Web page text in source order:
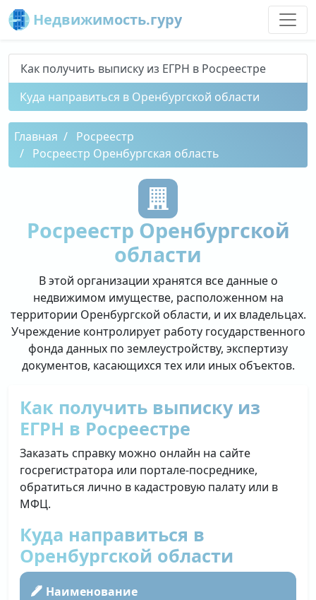
Недвижимость.гуру
Как получить выписку из ЕГРН в Росреестре
Куда направиться в Оренбургской области
Главная
Росреестр
Росреестр Оренбургская область
Росреестр Оренбургской
области
В этой организации хранятся все данные о
недвижимом имуществе, расположенном на
территории Оренбургской области, и их владельцах.
Учреждение контролирует работу государственного
фонда данных по землеустройству, экспертизу
документов, касающихся тех или иных объектов.
Как получить выписку из
ЕГРН в Росреестре
Заказать справку можно онлайн на сайте
госрегистратора или портале-посреднике,
обратиться лично в кадастровую палату или в
МФЦ.
Куда направиться в
Оренбургской области
Наименование